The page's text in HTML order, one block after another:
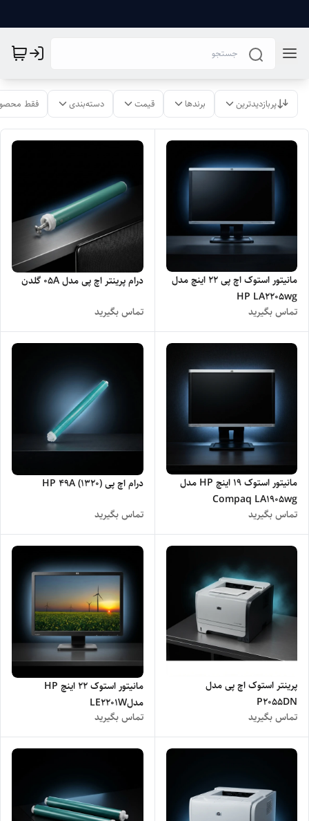
پربازدیدترین برندها قیمت دسته‌بندی فقط
مانیتور استوک اچ پی 22 اینچ مدل
HP LA2205wg
تماس بگیرید
درام پرینتر اچ پی مدل 05A گلدن
تماس بگیرید
مانیتور استوک 19 اینچ HP مدل
Compaq LA1905wg
تماس بگیرید
درام اچ پی (1320) HP 49A
تماس بگیرید
پرینتر استوک اچ پی مدل
P2055DN
تماس بگیرید
مانیتور استوک 22 اینچ HP
مدلLE2201W
تماس بگیرید